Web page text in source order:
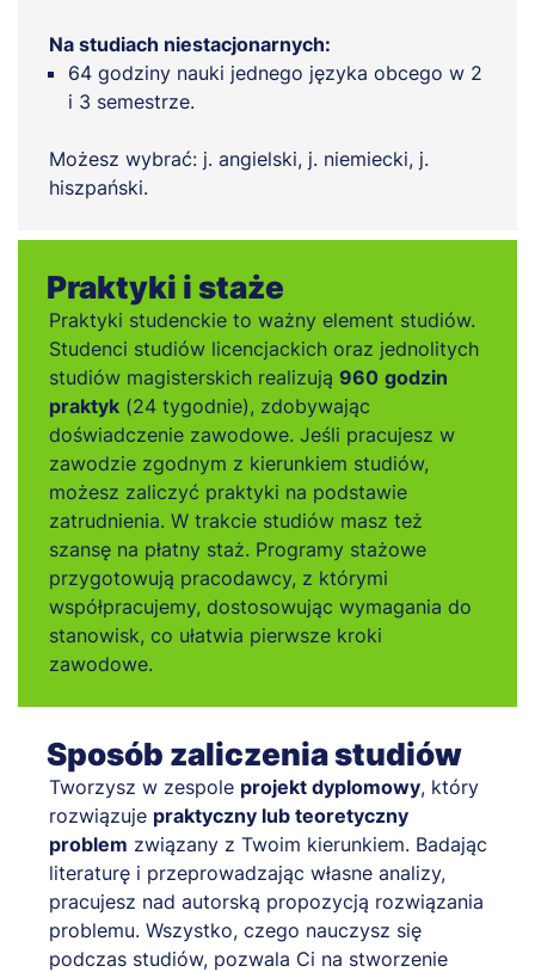
Na studiach niestacjonarnych:
64 godziny nauki jednego języka obcego w 2
i 3 semestrze.
Możesz wybrać: j. angielski, j. niemiecki, j.
hiszpański.
Praktyki i staże
Praktyki studenckie to ważny element studiów.
Studenci studiów licencjackich oraz jednolitych
studiów magisterskich realizują 960 godzin
praktyk (24 tygodnie), zdobywając
doświadczenie zawodowe. Jeśli pracujesz w
zawodzie zgodnym z kierunkiem studiów,
możesz zaliczyć praktyki na podstawie
zatrudnienia. W trakcie studiów masz też
szansę na płatny staż. Programy stażowe
przygotowują pracodawcy, z którymi
współpracujemy, dostosowując wymagania do
stanowisk, co ułatwia pierwsze kroki
zawodowe.
Sposób zaliczenia studiów
Tworzysz w zespole projekt dyplomowy, który
rozwiązuje praktyczny lub teoretyczny
problem związany z Twoim kierunkiem. Badając
literaturę i przeprowadzając własne analizy,
pracujesz nad autorską propozycją rozwiązania
problemu. Wszystko, czego nauczysz się
podczas studiów, pozwala Ci na stworzenie